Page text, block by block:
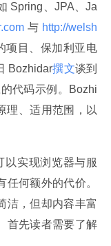
Spring、JPA、Ja
与 http://welsh
项目、保加利亚电
Bozhidar撰文谈到
代码示例。Bozhi
理、适用范围，以
何额外的代价。
洁，但却内容丰富
首先读者需要了解